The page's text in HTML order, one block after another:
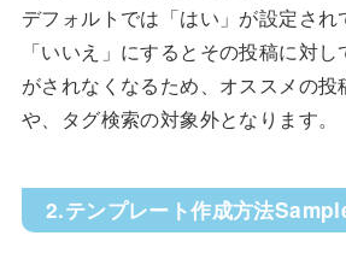
デフォルトでは「はい」が設定され
「いいえ」にするとその投稿に対
がされなくなるため、オススメの投
や、タグ検索の対象外となります。
2.テンプレート作成方法